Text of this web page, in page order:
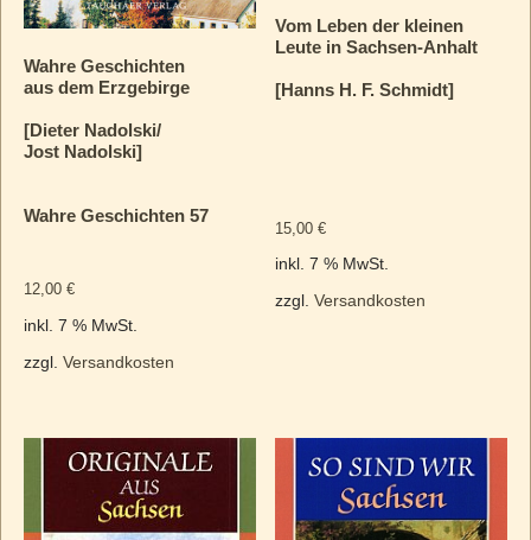
Wahre Geschichten
aus dem Erzgebirge
[Dieter Nadolski/
Jost Nadolski]
Wahre Geschichten 57
12,00 €
inkl. 7 % MwSt.
zzgl. Versandkosten
Vom Leben der kleinen
Leute in Sachsen-Anhalt
[Hanns H. F. Schmidt]
15,00€
inkl. 7 % MwSt.
zzgl.Versandkosten